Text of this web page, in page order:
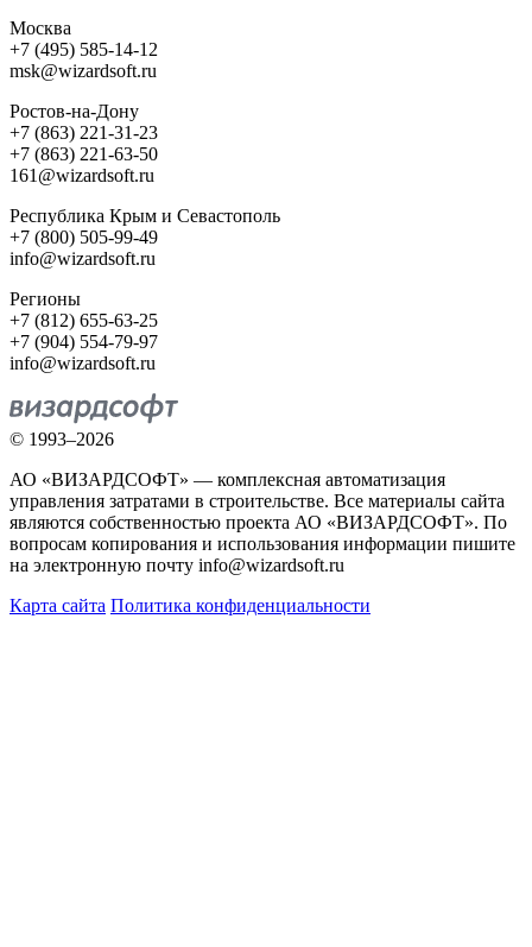
Москва
+7 (495) 585-14-12
msk@wizardsoft.ru
Ростов-на-Дону
+7 (863) 221-31-23
+7 (863) 221-63-50
161@wizardsoft.ru
Республика Крым и Севастополь
+7 (800) 505-99-49
info@wizardsoft.ru
Регионы
+7 (812) 655-63-25
+7 (904) 554-79-97
info@wizardsoft.ru
© 1993–2026
АО «ВИЗАРДСОФТ» — комплексная автоматизация
управления затратами в строительстве. Все материалы сайта
являются собственностью проекта АО «ВИЗАРДСОФТ». По
вопросам копирования и использования информации пишите
на электронную почту info@wizardsoft.ru
Карта сайта Политика конфиденциальности